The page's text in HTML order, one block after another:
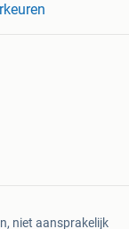
niet aansprakelijk